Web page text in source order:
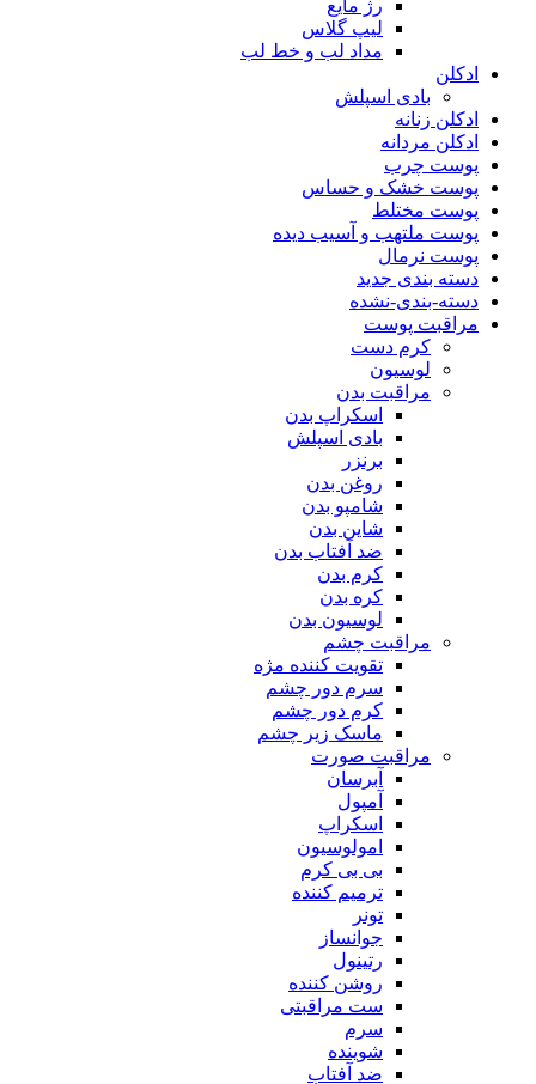
رژ مایع
لیپ گلاس
مداد لب و خط لب
ادکلن
بادی اسپلش
ادکلن زنانه
ادکلن مردانه
پوست چرب
پوست خشک و حساس
پوست مختلط
پوست ملتهب و آسیب دیده
پوست نرمال
دسته بندی جدید
دسته-بندی-نشده
مراقبت پوست
کرم دست
لوسیون
مراقبت بدن
اسکراپ بدن
بادی اسپلش
برنزر
روغن بدن
شامپو بدن
شاین بدن
ضد آفتاب بدن
کرم بدن
کره بدن
لوسیون بدن
مراقبت چشم
تقویت کننده مژه
سرم دور چشم
کرم دور چشم
ماسک زیر چشم
مراقبت صورت
آبرسان
آمپول
اسکراپ
امولوسیون
بی بی کرم
ترمیم کننده
تونر
جوانساز
رتینول
روشن کننده
ست مراقبتی
سرم
شوینده
ضد آفتاب